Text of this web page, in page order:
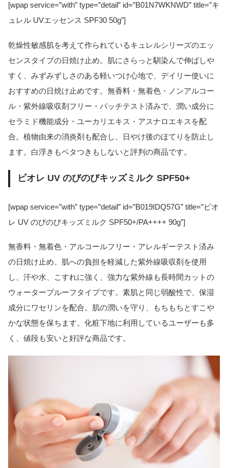
[wpap service=”with” type=”detail” id=”B01N7WKNWD” title=”キ
ュレル UVエッセンス SPF30 50g”]
乾燥性敏感肌を考えて作られているキュレルシリーズのエッ
センスタイプの日焼け止め。肌にさらっと馴染んで伸ばしや
すく、みずみずしさのある軽いつけ心地で、デイリー使いに
おすすめの日焼け止めです。無香料・無着色・ノンアルコー
ル・紫外線吸収剤フリー・パッチテスト済みで、潤い成分に
セラミド機能成分・ユーカリエキス・アスナロエキスを配
合。植物由来の消炎剤も配合し、日やけ後のほてりを防止し
ます。白浮きもベタつきもしないと評判の商品です。
ビオレ UV のびのびキッズミルク SPF50+
[wpap service=”with” type=”detail” id=”B019IDQ57G” title=”ビオ
レ UV のびのびキッズミルク SPF50+/PA++++ 90g”]
無香料・無着色・アルコールフリー・アレルギーテスト済み
の日焼け止め。肌への負担を軽減した紫外線吸収剤を使用
し、汗や水、こすれに強く、強力な紫外線も長時間カットの
ウォータープルーフタイプです。素肌と同じ弱酸性で、保湿
成分にワセリンを配合。肌の潤いを守り、もちもちとすこや
かな状態を保ちます。化粧下地に利用しているユーザーも多
く、値段も安いと好評な商品です。